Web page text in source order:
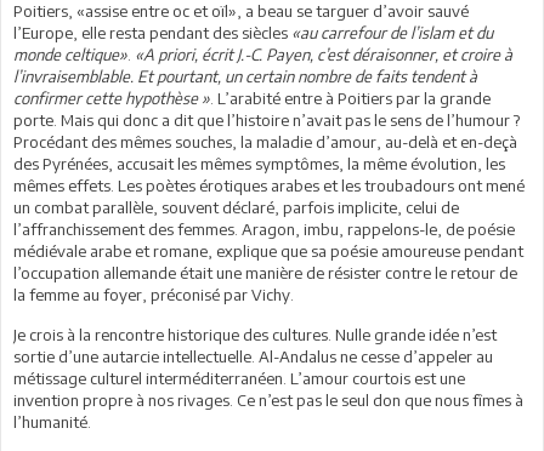
Poitiers, «assise entre oc et oïl», a beau se targuer d’avoir sauvé
l’Europe, elle resta pendant des siècles «au carrefour de l’islam et du
monde celtique» «A priori, écrit J.-C. Payen, c’est déraisonner, et croire à
l’invraisemblable. Et pourtant, un certain nombre de faits tendent à
confirmer cette hypothèse » . L’arabité entre à Poitiers par la grande
porte. Mais qui donc a dit que l’histoire n’avait pas le sens de l’humour ?
Procédant des mêmes souches, la maladie d’amour, au-delà et en-deçà
des Pyrénées, accusait les mêmes symptômes, la même évolution, les
mêmes effets. Les poètes érotiques arabes et les troubadours ont mené
un combat parallèle, souvent déclaré, parfois implicite, celui de
l’affranchissement des femmes. Aragon, imbu, rappelons-le, de poésie
médiévale arabe et romane, explique que sa poésie amoureuse pendant
l’occupation allemande était une manière de résister contre le retour de
la femme au foyer, préconisé par Vichy.
Je crois à la rencontre historique des cultures. Nulle grande idée n’est
sortie d’une autarcie intellectuelle. Al-Andalus ne cesse d’appeler au
métissage culturel interméditerranéen. L’amour courtois est une
invention propre à nos rivages. Ce n’est pas le seul don que nous fîmes à
l’humanité.